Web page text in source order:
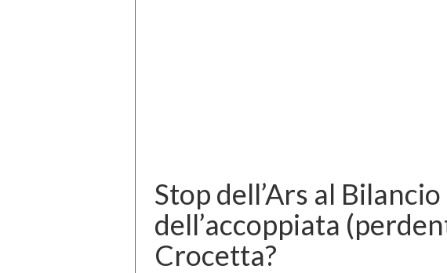
Stop dell’Ars al
dell’accoppiata
Crocetta?